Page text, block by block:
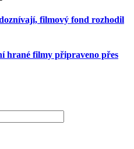
filmový fond rozhodil
hrané filmy připraveno přes